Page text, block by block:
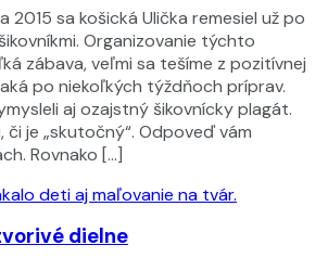
2015 sa košická Ulička remesiel už po
Organizovanie týchto
zábava, veľmi sa tešíme z pozitívnej
po niekoľkých týždňoch príprav.
aj ozajstný šikovnícky plagát.
či je „skutočný“. Odpoveď vám
Rovnako […]
dielne